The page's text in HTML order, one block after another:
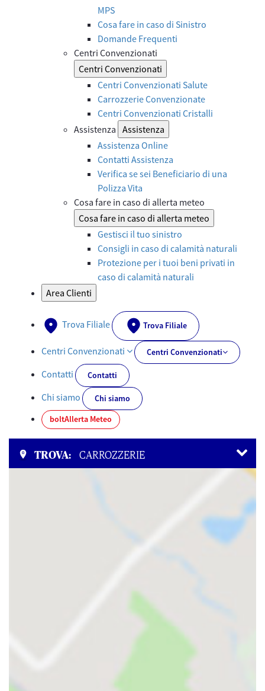
MPS
Cosa fare in caso di Sinistro
Domande Frequenti
Centri Convenzionati
Centri Convenzionati
Centri Convenzionati Salute
Carrozzerie Convenzionate
Centri Convenzionati Cristalli
Assistenza Assistenza
Assistenza Online
Contatti Assistenza
Verifica se sei Beneficiario di una
Polizza Vita
Cosa fare in caso di allerta meteo
Cosa fare in caso di allerta meteo
Gestisci il tuo sinistro
Consigli in caso di calamità naturali
Protezione per i tuoi beni privati in
caso di calamità naturali
Area Clienti
Trova Filiale Trova Filiale
Centri Convenzionati Centri Convenzionati
Contatti Contatti
Chi siamo
Chi siamo
boltAllerta Meteo
TROVA: CARROZZERIE